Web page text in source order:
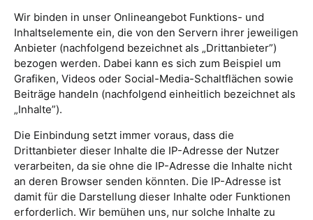
Wir binden in unser Onlineangebot Funktions- und
Inhaltselemente ein, die von den Servern ihrer jeweiligen
Anbieter (nachfolgend bezeichnet als „Drittanbieter”)
bezogen werden. Dabei kann es sich zum Beispiel um
Grafiken, Videos oder Social-Media-Schaltflächen sowie
Beiträge handeln (nachfolgend einheitlich bezeichnet als
„Inhalte”).
Die Einbindung setzt immer voraus, dass die
Drittanbieter dieser Inhalte die IP-Adresse der Nutzer
verarbeiten, da sie ohne die IP-Adresse die Inhalte nicht
an deren Browser senden könnten. Die IP-Adresse ist
damit für die Darstellung dieser Inhalte oder Funktionen
erforderlich. Wir bemühen uns, nur solche Inhalte zu